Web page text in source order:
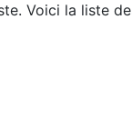
Voici la liste